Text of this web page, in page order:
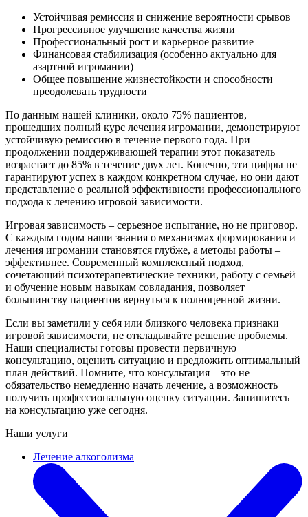
Устойчивая ремиссия и снижение вероятности срывов
Прогрессивное улучшение качества жизни
Профессиональный рост и карьерное развитие
Финансовая стабилизация (особенно актуально для
азартной игромании)
Общее повышение жизнестойкости и способности
преодолевать трудности
По данным нашей клиники, около 75% пациентов,
прошедших полный курс лечения игромании, демонстрируют
устойчивую ремиссию в течение первого года. При
продолжении поддерживающей терапии этот показатель
возрастает до 85% в течение двух лет. Конечно, эти цифры не
гарантируют успех в каждом конкретном случае, но они дают
представление о реальной эффективности профессионального
подхода к лечению игровой зависимости.
Игровая зависимость – серьезное испытание, но не приговор.
С каждым годом наши знания о механизмах формирования и
лечения игромании становятся глубже, а методы работы –
эффективнее. Современный комплексный подход,
сочетающий психотерапевтические техники, работу с семьей
и обучение новым навыкам совладания, позволяет
большинству пациентов вернуться к полноценной жизни.
Если вы заметили у себя или близкого человека признаки
игровой зависимости, не откладывайте решение проблемы.
Наши специалисты готовы провести первичную
консультацию, оценить ситуацию и предложить оптимальный
план действий. Помните, что консультация – это не
обязательство немедленно начать лечение, а возможность
получить профессиональную оценку ситуации. Запишитесь
на консультацию уже сегодня.
Наши услуги
Лечение алкоголизма